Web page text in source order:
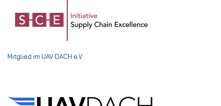
Mitglied im UAV DACH e.V.